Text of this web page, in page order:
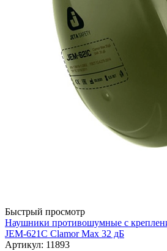
Быстрый просмотр
Наушники противошумные с
JEM-621C Clamor Max 32 дБ
Артикул: 11893